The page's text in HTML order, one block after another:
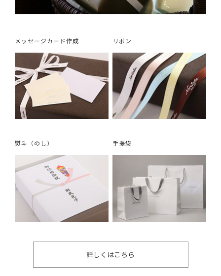
メッセージカード作成 リボン
熨斗（のし） 手提袋
詳しくはこちら